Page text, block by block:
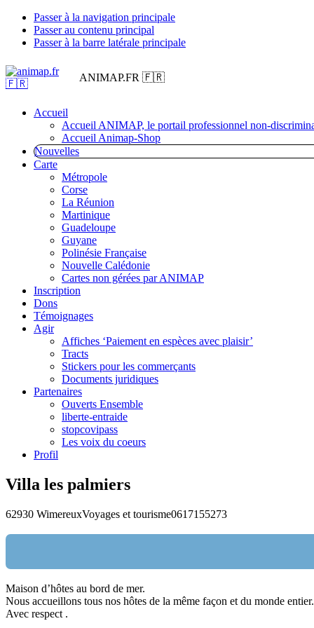
Passer à la navigation principale
Passer au contenu principal
Passer à la barre latérale principale
ANIMAP.FR 🇫🇷
Accueil
Accueil ANIMAP, le portail professionnel non-
Accueil Animap-Shop
Nouvelles
Carte
Métropole
Corse
La Réunion
Martinique
Guadeloupe
Guyane
Polinésie Française
Nouvelle Calédonie
Cartes non gérées par ANIMAP
Inscription
Dons
Témoignages
Agir
Affiches ‘Paiement en espèces avec plaisir’
Tracts
Stickers pour les commerçants
Documents juridiques
Partenaires
Ouverts Ensemble
liberte-entraide
stopcovipass
Les voix du coeurs
Profil
Villa les palmiers
62930 WimereuxVoyages et tourisme0617155273
Nom:
email:
Maison d’hôtes au bord de mer.
Nous accueillons tous nos hôtes de la même façon et du monde entier.
Avec respect .